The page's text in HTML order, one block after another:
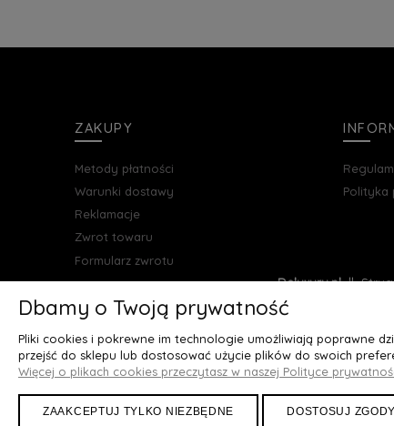
ZAKUPY
Metody płatności
Warunki dostawy
Reklamacje
Zwrot towaru
Formularz zwrotu
Polityka
Deluxury.pl||
Dbamy o Twoją prywatność
Pliki cookies i pokrewne im technologie umożliwiają poprawne
przejść do sklepu lub dostosować użycie plików do swoich
Więcej o plikach cookies przeczytasz w naszej Polityce
ZAAKCEPTUJ TYLKO NIEZBĘDNE DOSTOSUJ ZGODY